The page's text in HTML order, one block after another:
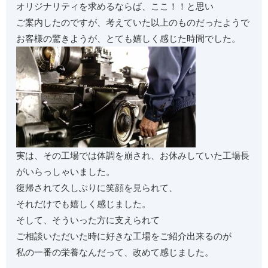
オリジナリティを求めるならば、ここ！！と思い
ご案内したのですが、考えていた以上のものだったようで
お客様の驚きようが、とても嬉しく感じた時間でした。
実は、その工場では体調を崩され、お休みしていた工場長
がいらっしゃいました。
復帰されて久しぶりに笑顔を見られて、
それだけでも嬉しく感じました。
そして、そういった方に支えられて
ご相談いただいた時に好きな工場をご紹介出来るのが
私の一番の栄養なんだって、改めて感じました。